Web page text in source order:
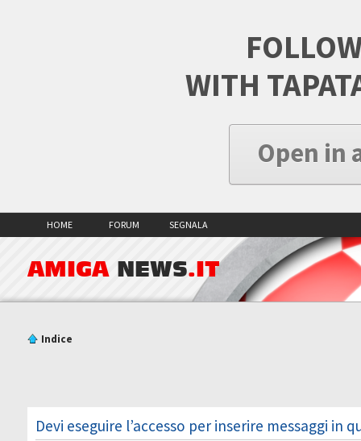
WITH
Open in
HOME FORUM SEGNALA
AMIGA NEWS.IT
Indice
Devi eseguire l’accesso per inserire messaggi in